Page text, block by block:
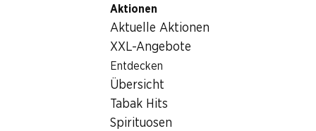
Aktionen
Aktuelle Aktionen
XXL-Angebote
Entdecken
Übersicht
Tabak Hits
Spirituosen
Lebensmittel
Brot/Backwaren
Wasa Original Knäckebrot